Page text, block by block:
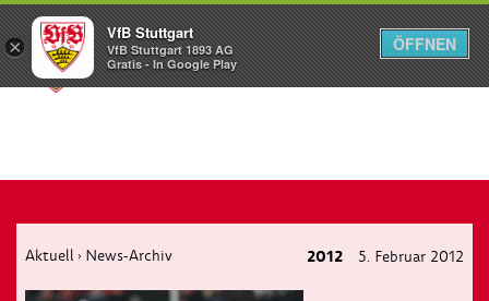
Menü
Aktuell › News-Archiv 2012 5. Februar 2012
×
VfB Stuttgart
VfB Stuttgart 1893 AG
Gratis - In Google Play
ÖFFNEN